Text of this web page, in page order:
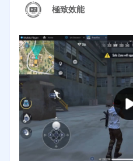
極致效能